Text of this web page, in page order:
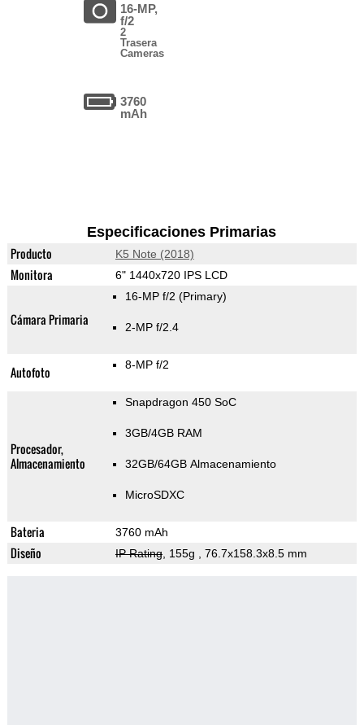
16-MP,
f/2
2
Trasera
Cameras
3760
mAh
Especificaciones Primarias
Producto K5 Note (2018)
Monitora 6" 1440x720 IPS LCD
Cámara Primaria
16-MP f/2 (Primary)
2-MP f/2.4
Autofoto 8-MP f/2
Procesador,
Almacenamiento
Snapdragon 450 SoC
3GB/4GB RAM
32GB/64GB Almacenamiento
MicroSDXC
Bateria 3760 mAh
Diseño IP Rating, 155g , 76.7x158.3x8.5 mm